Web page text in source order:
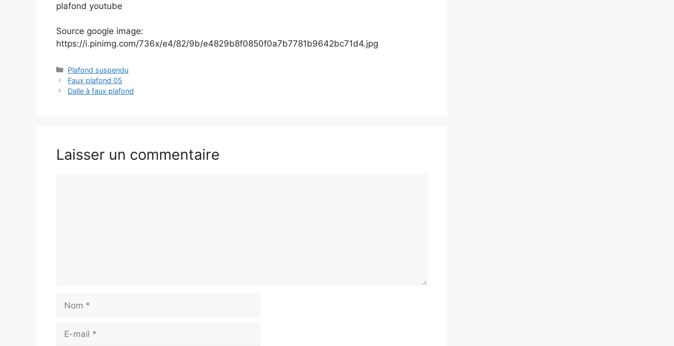
plafond youtube
Source google image:
https://i.pinimg.com/736x/e4/82/9b/e4829b8f0850f0a7b7781b9642bc71d4.jpg
Catégories
Plafond suspendu
Faux plafond 05
Dalle à faux plafond
Laisser un commentaire
mail